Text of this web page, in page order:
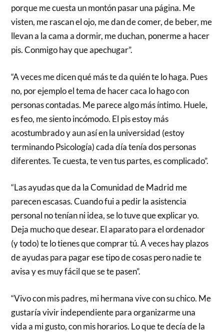
porque me cuesta un montón pasar una página. Me
visten, me rascan el ojo, me dan de comer, de beber, me
llevan a la cama a dormir, me duchan, ponerme a hacer
pis. Conmigo hay que apechugar”.
“A veces me dicen qué más te da quién te lo haga. Pues
no, por ejemplo el tema de hacer caca lo hago con
personas contadas. Me parece algo más íntimo. Huele,
es feo, me siento incómodo. El pis estoy más
acostumbrado y aun así en la universidad (estoy
terminando Psicología) cada día tenía dos personas
diferentes. Te cuesta, te ven tus partes, es complicado”.
“Las ayudas que da la Comunidad de Madrid me
parecen escasas. Cuando fui a pedir la asistencia
personal no tenían ni idea, se lo tuve que explicar yo.
Deja mucho que desear. El aparato para el ordenador
(y todo) te lo tienes que comprar tú. A veces hay plazos
de ayudas para pagar ese tipo de cosas pero nadie te
avisa y es muy fácil que se te pasen”.
“Vivo con mis padres, mi hermana vive con su chico. Me
gustaría vivir independiente para organizarme una
vida a mi gusto, con mis horarios. Lo que te decía de la